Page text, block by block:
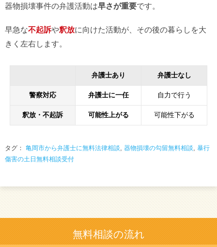
器物損壊事件の弁護活動は早さが重要です。
早急な不起訴や釈放に向けた活動が、その後の暮らしを大
きく左右します。
弁護士あり 弁護士なし
警察対応 弁護士に一任 自力で行う
釈放・不起訴 可能性上がる 可能性下がる
タグ： 亀岡市から弁護士に無料法律相談, 器物損壊の勾留無料相談, 暴行
傷害の土日無料相談受付
無料相談の流れ